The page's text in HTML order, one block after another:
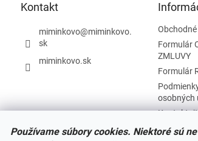
Používame súbory cookies. Niektoré sú
Kontakt
miminkovo@miminkovo.
sk
miminkovo.sk
Formulár
ZMLUVY
Formulár
osobných
Tabuľka